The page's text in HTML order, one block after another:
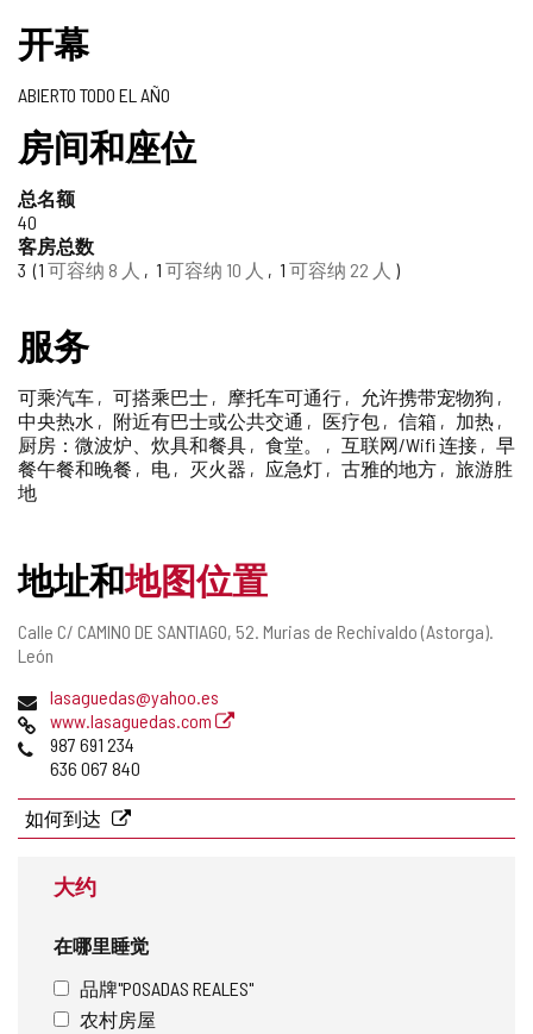
值
得
信
赖
的
旅
游
印
章
开幕
ABIERTO TODO EL AÑO
房间和座位
总名额
40
客房总数
3
1 可容纳 8 人 1 可容纳 10 人 1 可容纳 22 人
服务
可乘汽车 可搭乘巴士 摩托车可通行
允许携带宠物狗
中央热水
附近有巴士或公共交通 医疗包 信箱
加热
厨房：微波炉、炊具和餐具
食堂。 互联网/Wifi 连接
早
餐午餐和晚餐
电 灭火器 应急灯 古雅的地方
旅游胜
地
地址和地图位置
邮
寄
址
Calle C/ CAMINO DE SANTIAGO, 52. Murias de Rechivaldo (Astorga).
León
电
子
邮
址
lasaguedas@yahoo.es
网
页
www.lasaguedas.com
电
987 691 234
636 067 840
如何到达
大约
在哪里睡觉
品牌"POSADAS REALES"
农村房屋